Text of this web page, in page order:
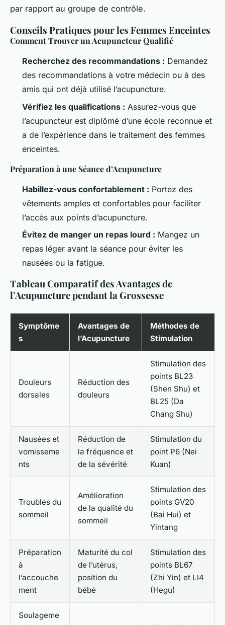
par rapport au groupe de contrôle.
Conseils Pratiques pour les Femmes Enceintes
Comment Trouver un Acupuncteur Qualifié
Recherchez des recommandations : Demandez
des recommandations à votre médecin ou à des
amis qui ont déjà utilisé l’acupuncture.
Vérifiez les qualifications : Assurez-vous que
l’acupuncteur est diplômé d’une école reconnue et
a de l’expérience dans le traitement des femmes
enceintes.
Préparation à une Séance d’Acupuncture
Habillez-vous confortablement : Portez des
vêtements amples et confortables pour faciliter
l’accès aux points d’acupuncture.
Évitez de manger un repas lourd : Mangez un
repas léger avant la séance pour éviter les
nausées ou la fatigue.
Tableau Comparatif des Avantages de
l’Acupuncture pendant la Grossesse
Symptôme
s
Avantages de
l’Acupuncture
Méthodes de
Stimulation
Douleurs
dorsales
Réduction des
douleurs
Stimulation des
points BL23
(Shen Shu) et
BL25 (Da
Chang Shu)
Nausées et
vomisseme
nts
Réduction de
la fréquence et
de la sévérité
Stimulation du
point P6 (Nei
Kuan)
Troubles du
sommeil
Amélioration
de la qualité du
sommeil
Stimulation des
points GV20
(Bai Hui) et
Yintang
Préparation
à
l’accouche
ment
Maturité du col
de l’utérus,
position du
bébé
Stimulation des
points BL67
(Zhi Yin) et LI4
(Hegu)
Soulageme